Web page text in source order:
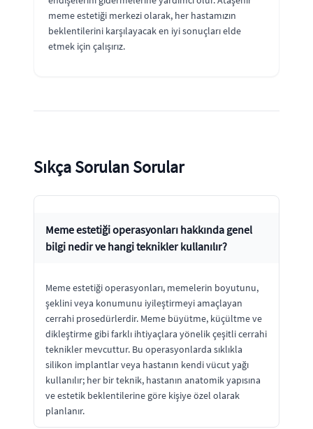
meme estetiği merkezi olarak, her hastamızın
beklentilerini karşılayacak en iyi sonuçları elde
etmek için çalışırız.
Sıkça Sorulan Sorular
Meme estetiği operasyonları hakkında genel
bilgi nedir ve hangi teknikler kullanılır?
Meme estetiği operasyonları, memelerin boyutunu,
şeklini veya konumunu iyileştirmeyi amaçlayan
cerrahi prosedürlerdir. Meme büyütme, küçültme ve
dikleştirme gibi farklı ihtiyaçlara yönelik çeşitli cerrahi
teknikler mevcuttur. Bu operasyonlarda sıklıkla
silikon implantlar veya hastanın kendi vücut yağı
kullanılır; her bir teknik, hastanın anatomik yapısına
ve estetik beklentilerine göre kişiye özel olarak
planlanır.